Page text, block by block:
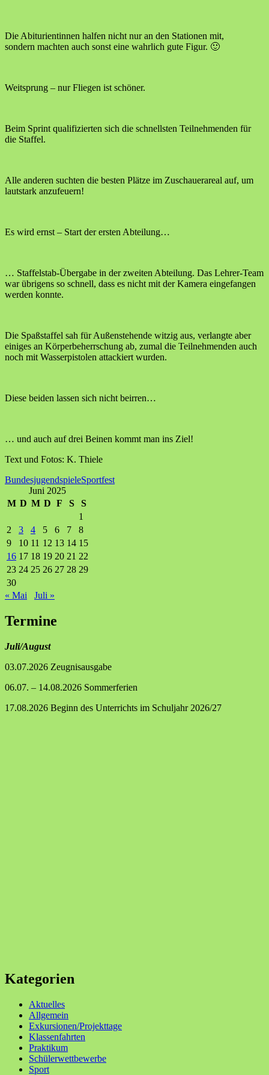
Die Abiturientinnen halfen nicht nur an den Stationen mit,
sondern machten auch sonst eine wahrlich gute Figur. 🙂
Weitsprung – nur Fliegen ist schöner.
Beim Sprint qualifizierten sich die schnellsten Teilnehmenden für
die Staffel.
Alle anderen suchten die besten Plätze im Zuschauerareal auf, um
lautstark anzufeuern!
Es wird ernst – Start der ersten Abteilung…
… Staffelstab-Übergabe in der zweiten Abteilung. Das Lehrer-Team
war übrigens so schnell, dass es nicht mit der Kamera eingefangen
werden konnte.
Die Spaßstaffel sah für Außenstehende witzig aus, verlangte aber
einiges an Körperbeherrschung ab, zumal die Teilnehmenden auch
noch mit Wasserpistolen attackiert wurden.
Diese beiden lassen sich nicht beirren…
… und auch auf drei Beinen kommt man ins Ziel!
Text und Fotos: K. Thiele
BundesjugendspieleSportfest
Juni 2025
M D M D F S
S
1
2
3 4 5 6 7
8
9
10 11 12 13 14 15
16 17 18 19 20 21 22
23 24 25 26 27 28 29
30
« Mai
Juli »
Termine
Juli/August
03.07.2026 Zeugnisausgabe
06.07. – 14.08.2026 Sommerferien
17.08.2026 Beginn des Unterrichts im Schuljahr 2026/27
Kategorien
Aktuelles
Allgemein
Exkursionen/Projekttage
Klassenfahrten
Praktikum
Schülerwettbewerbe
Sport